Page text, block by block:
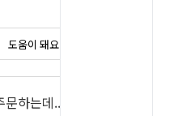
도움이 돼요
하는데...워낙 생